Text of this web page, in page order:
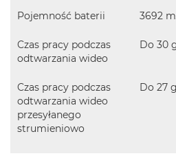
n
C
z
e
ń
M
a
Pojemność baterii 3692
Czas pracy podczas
odtwarzania wideo
Do 30
Czas pracy podczas
odtwarzania wideo
przesyłanego
strumieniowo
Do 27